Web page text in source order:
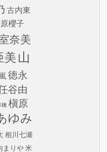
古内東
櫻子
奈美
美 山
嵐 徳永
谷由
檎 槇原
ゆみ
相川七瀬
まりや米